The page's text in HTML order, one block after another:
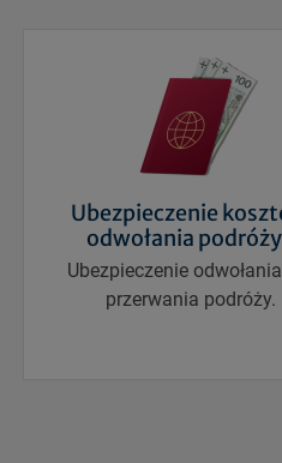
Ubezpieczenie
odwołania podróży
Ubezpieczenie
przerwania podróży.